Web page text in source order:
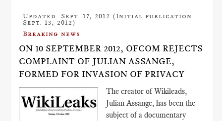
Updated: Sept. 17, 2012 (Initial publication:
Sept. 13, 2012)
Breaking news
ON 10 SEPTEMBER 2012, OFCOM REJECTS
COMPLAINT OF JULIAN ASSANGE,
FORMED FOR INVASION OF PRIVACY
The creator of Wikileads,
Julian Assange, has been the
subject of a documentary